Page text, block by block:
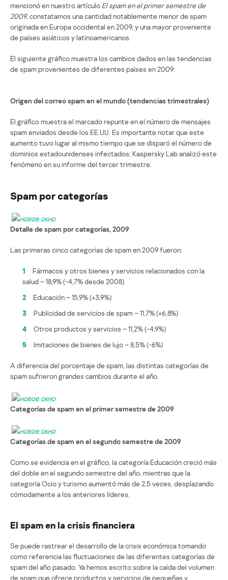
mencionó en nuestro artículo El spam en el primer semestre de
2009, constatamos una cantidad notablemente menor de spam
originada en Europa occidental en 2009, y una mayor proveniente
de países asiáticos y latinoamericanos.
El siguiente gráfico muestra los cambios dados en las tendencias
de spam provenientes de diferentes países en 2009:
Origen del correo spam en el mundo (tendencias trimestrales)
El gráfico muestra el marcado repunte en el número de mensajes
spam enviados desde los EE.UU. Es importante notar que este
aumento tuvo lugar al mismo tiempo que se disparó el número de
dominios estadounidenses infectados; Kaspersky Lab analizó este
fenómeno en su informe del tercer trimestre.
Spam por categorías
Detalle de spam por categorías, 2009
Las primeras cinco categorías de spam en 2009 fueron:
1
Fármacos y otros bienes y servicios relacionados con la
salud – 18,9% (-4,7% desde 2008)
2
Educación – 15,9% (+3,9%)
3
Publicidad de servicios de spam – 11,7% (+6,8%)
4
Otros productos y servicios – 11,2% (-4,9%)
5
Imitaciones de bienes de lujo – 8,5% (-6%)
A diferencia del porcentaje de spam, las distintas categorías de
spam sufrieron grandes cambios durante el año.
Categorías de spam en el primer semestre de 2009
Categorías de spam en el segundo semestre de 2009
Como se evidencia en el gráfico, la categoría Educación creció más
del doble en el segundo semestre del año, mientras que la
categoría Ocio y turismo aumentó más de 2,5 veces, desplazando
cómodamente a los anteriores líderes.
El spam en la crisis financiera
Se puede rastrear el desarrollo de la crisis económica tomando
como referencia las fluctuaciones de las diferentes categorías de
spam del año pasado. Ya hemos escrito sobre la caída del volumen
de spam que ofrece productos y servicios de pequeñas y